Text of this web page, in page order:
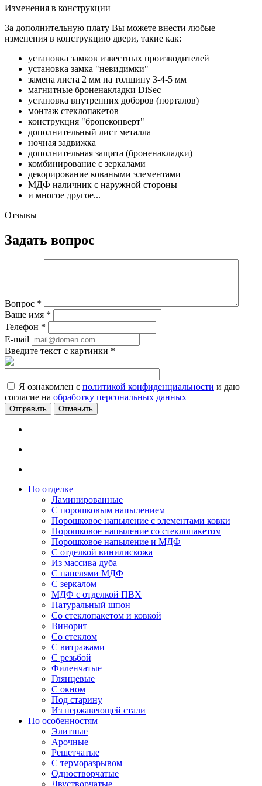
Изменения в конструкции
За дополнительную плату Вы можете внести любые
изменения в конструкцию двери, такие как:
установка замков известных производителей
установка замка "невидимки"
замена листа 2 мм на толщину 3-4-5 мм
магнитные броненакладки DiSec
установка внутренних доборов (порталов)
монтаж стеклопакетов
конструкция "бронеконверт"
дополнительный лист металла
ночная задвижка
дополнительная защита (броненакладки)
комбинирование с зеркалами
декорирование коваными элементами
МДФ наличник с наружной стороны
и многое другое...
Отзывы
Задать вопрос
Вопрос *
Ваше имя *
Телефон *
E-mail
Введите текст с картинки *
Я ознакомлен с политикой конфиденциальности и даю
согласие на обработку персональных данных
Отменить
По отделке
Ламинированные
С порошковым напылением
Порошковое напыление с элементами ковки
Порошковое напыление со стеклопакетом
Порошковое напыление и МДФ
С отделкой винилискожа
Из массива дуба
С панелями МДФ
С зеркалом
МДФ с отделкой ПВХ
Натуральный шпон
Со стеклопакетом и ковкой
Винорит
Со стеклом
С витражами
С резьбой
Филенчатые
Глянцевые
С окном
Под старину
Из нержавеющей стали
По особенностям
Элитные
Арочные
Решетчатые
С терморазрывом
Одностворчатые